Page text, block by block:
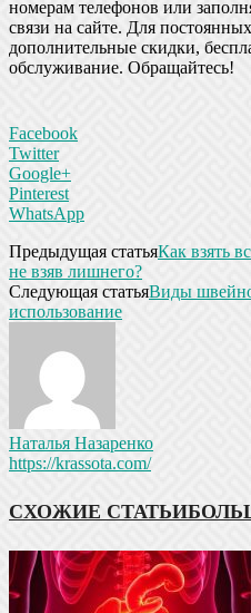
номерам телефонов или
связи на сайте. Для
дополнительные скидки,
обслуживание. Обращайтесь!
Facebook
Twitter
Google+
Pinterest
WhatsApp
Предыдущая статьяКак взять
не взяв лишнего?
Следующая статьяВиды
использование
Наталья Назаренко
https://krassota.com/
СХОЖИЕ СТАТЬИ